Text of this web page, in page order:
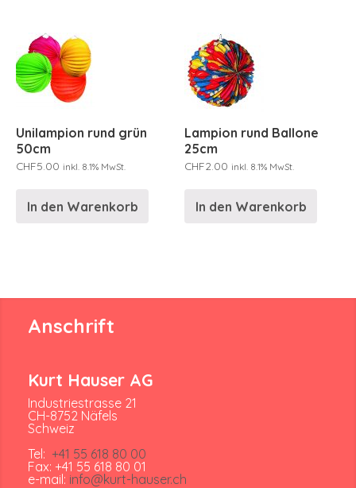
Unilampion rund grün
50cm
CHF5.00 inkl. 8.1% MwSt.
In den Warenkorb
Lampion rund Ballone
25cm
CHF2.00 inkl. 8.1% MwSt.
In den Warenkorb
Anschrift
Kurt Hauser AG
Industriestrasse 21
CH-8752 Näfels
Schweiz
Tel: +41 55 618 80 00
Fax: +41 55 618 80 01
e-mail: info@kurt-hauser.ch